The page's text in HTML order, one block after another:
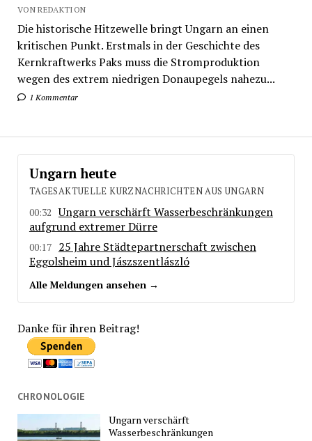
VON REDAKTION
Die historische Hitzewelle bringt Ungarn an einen
kritischen Punkt. Erstmals in der Geschichte des
Kernkraftwerks Paks muss die Stromproduktion
wegen des extrem niedrigen Donaupegels nahezu...
1 Kommentar
Ungarn heute
TAGESAKTUELLE KURZNACHRICHTEN AUS UNGARN
00:32
Ungarn verschärft Wasserbeschränkungen
aufgrund extremer Dürre
00:17
25 Jahre Städtepartnerschaft zwischen
Eggolsheim und Jászszentlászló
Alle Meldungen ansehen →
Danke für ihren Beitrag!
CHRONOLOGIE
Ungarn verschärft
Wasserbeschränkungen